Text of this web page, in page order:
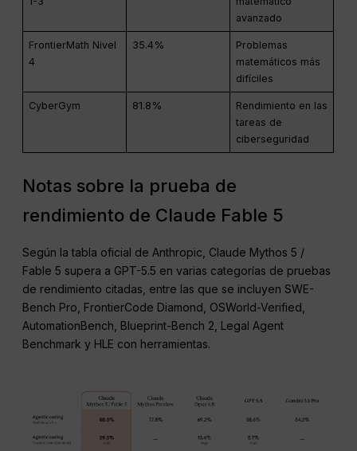
avanzado
FrontierMath Nivel
4
35.4%
Problemas
matemáticos más
difíciles
CyberGym 81.8%
Rendimiento en las
tareas de
ciberseguridad
Notas sobre la prueba de
rendimiento de Claude Fable 5
Según la tabla oficial de Anthropic, Claude Mythos 5 /
Fable 5 supera a GPT-5.5 en varias categorías de pruebas
de rendimiento citadas, entre las que se incluyen SWE-
Bench Pro, FrontierCode Diamond, OSWorld-Verified,
AutomationBench, Blueprint-Bench 2, Legal Agent
Benchmark y HLE con herramientas.